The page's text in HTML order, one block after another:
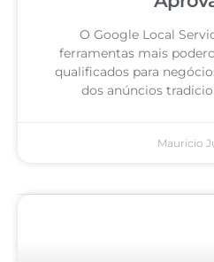
O Google Local
ferramentas mais
qualificados para
dos anúncios
Mauricio